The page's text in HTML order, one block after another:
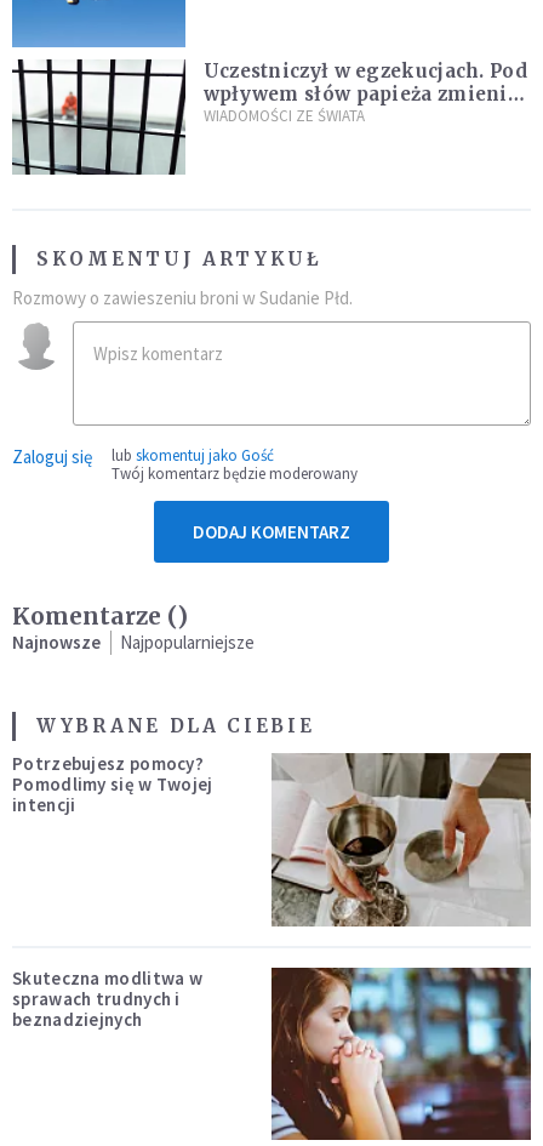
Uczestniczył w egzekucjach. Pod
wpływem słów papieża zmienił
zdanie
WIADOMOŚCI ZE ŚWIATA
SKOMENTUJ ARTYKUŁ
Rozmowy o zawieszeniu broni w Sudanie Płd.
Zaloguj się lub skomentuj jako Gość
Twój komentarz będzie moderowany
DODAJ KOMENTARZ
Komentarze ()
Najnowsze Najpopularniejsze
WYBRANE DLA CIEBIE
Potrzebujesz pomocy?
Pomodlimy się w Twojej
intencji
Skuteczna modlitwa w
sprawach trudnych i
beznadziejnych